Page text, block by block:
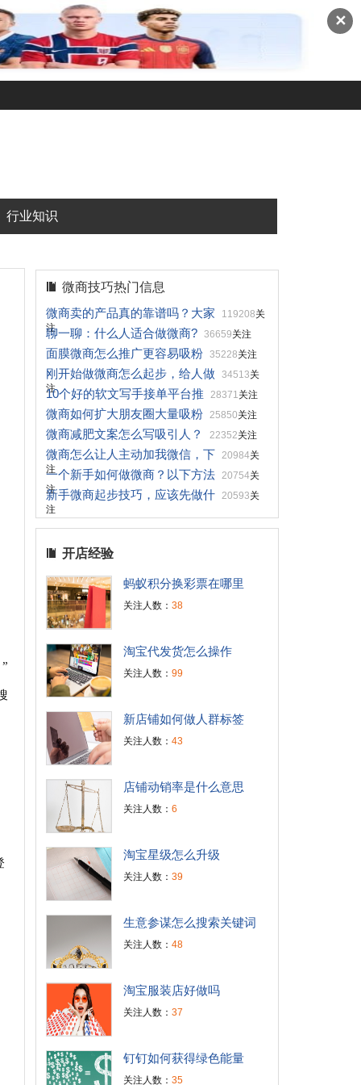
✕
行业知识
微商技巧热门信息
微商卖的产品真的靠谱吗？大家
119208关
注
聊一聊：什么人适合做微商? 36659关注
面膜微商怎么推广更容易吸粉 35228关注
刚开始做微商怎么起步，给人做 34513关
注
10个好的软文写手接单平台推 28371关注
微商如何扩大朋友圈大量吸粉 25850关注
微商减肥文案怎么写吸引人？ 22352关注
微商怎么让人主动加我微信，下 20984关
注
一个新手如何做微商？以下方法 20754关
注
新手微商起步技巧，应该先做什 20593关
注
开店经验
蚂蚁积分换彩票在哪里
关注人数： 38
淘宝代发货怎么操作
关注人数： 99
新店铺如何做人群标签
关注人数： 43
店铺动销率是什么意思
关注人数： 6
淘宝星级怎么升级
关注人数： 39
生意参谋怎么搜索关键词
关注人数： 48
淘宝服装店好做吗
关注人数： 37
钉钉如何获得绿色能量
关注人数： 35